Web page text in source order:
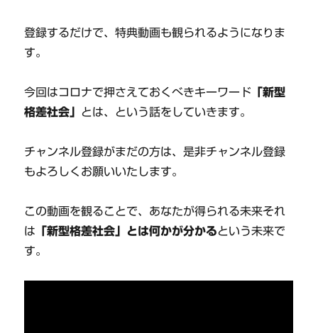
登録するだけで、特典動画も観られるようになりま
す。
今回はコロナで押さえておくべきキーワード 「新型
格差社会」 とは、という話をしていきます。
チャンネル登録がまだの方は、是非チャンネル登録
もよろしくお願いいたします。
この動画を観ることで、あなたが得られる未来それ
は 「新型格差社会」とは何かが分かるという未来で
す。